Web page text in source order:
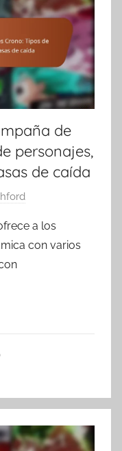
de
personajes,
de caída
a los
con varios